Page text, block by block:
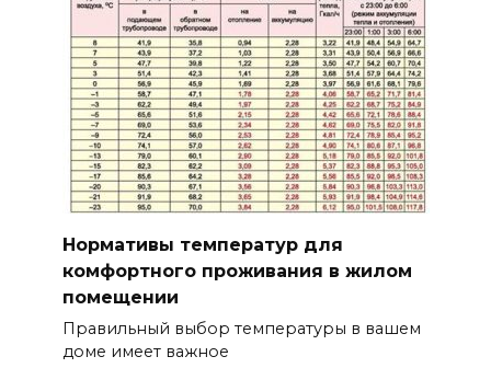
Нормативы температур для
комфортного проживания в жилом
помещении
Правильный выбор температуры в вашем
доме имеет важное